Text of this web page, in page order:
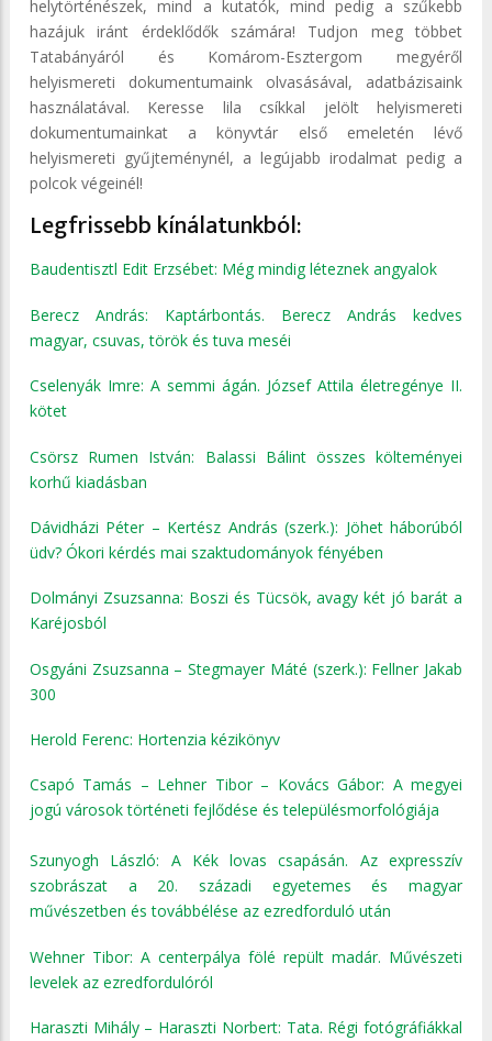
helytörténészek, mind a kutatók, mind pedig a szűkebb
hazájuk iránt érdeklődők számára! Tudjon meg többet
Tatabányáról és Komárom-Esztergom megyéről
helyismereti dokumentumaink olvasásával, adatbázisaink
használatával. Keresse lila csíkkal jelölt helyismereti
dokumentumainkat a könyvtár első emeletén lévő
helyismereti gyűjteménynél, a legújabb irodalmat pedig a
polcok végeinél!
Legfrissebb kínálatunkból:
Baudentisztl Edit Erzsébet: Még mindig léteznek angyalok
Berecz András: Kaptárbontás. Berecz András kedves
magyar, csuvas, török és tuva meséi
Cselenyák Imre: A semmi ágán. József Attila életregénye II.
kötet
Csörsz Rumen István: Balassi Bálint összes költeményei
korhű kiadásban
Dávidházi Péter – Kertész András (szerk.): Jöhet háborúból
üdv? Ókori kérdés mai szaktudományok fényében
Dolmányi Zsuzsanna: Boszi és Tücsök, avagy két jó barát a
Karéjosból
Osgyáni Zsuzsanna – Stegmayer Máté (szerk.): Fellner Jakab
300
Herold Ferenc: Hortenzia kézikönyv
Csapó Tamás – Lehner Tibor – Kovács Gábor: A megyei
jogú városok történeti fejlődése és településmorfológiája
Szunyogh László: A Kék lovas csapásán. Az expresszív
szobrászat a 20. századi egyetemes és magyar
művészetben és továbbélése az ezredforduló után
Wehner Tibor: A centerpálya fölé repült madár. Művészeti
levelek az ezredfordulóról
Haraszti Mihály – Haraszti Norbert: Tata. Régi fotógráfiákkal